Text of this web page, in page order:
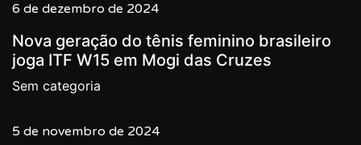
6 de dezembro de 2024
Nova geração do tênis feminino brasileiro
joga ITF W15 em Mogi das Cruzes
Sem categoria
5 de novembro de 2024